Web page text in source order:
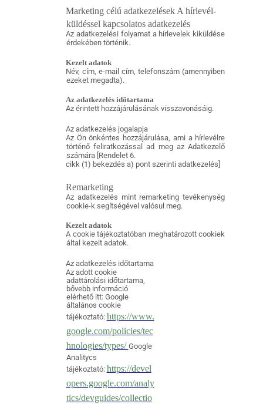
Marketing célú adatkezelések A hírlevél-
küldéssel kapcsolatos adatkezelés
Az adatkezelési folyamat a hírlevelek kiküldése
érdekében történik.
Kezelt adatok
Név, cím, e-mail cím, telefonszám (amennyiben
ezeket megadta).
Az adatkezelés időtartama
Az érintett hozzájárulásának visszavonásáig.
Az adatkezelés jogalapja
Az Ön önkéntes hozzájárulása, ami a hírlevélre
történő feliratkozással ad meg az Adatkezelő
számára [Rendelet 6.
cikk (1) bekezdés a) pont szerinti adatkezelés]
Remarketing
Az adatkezelés mint remarketing tevékenység
cookie-k segítségével valósul meg.
Kezelt adatok
A cookie tájékoztatóban meghatározott cookiek
által kezelt adatok.
Az adatkezelés időtartama
Az adott cookie
adattárolási időtartama,
bővebb információ
elérhető itt: Google
általános cookie
tájékoztató: https://www.
google.com/policies/tec
hnologies/types/ Google
Analitycs
tájékoztató: https://devel
opers.google.com/analy
tics/devguides/collectio